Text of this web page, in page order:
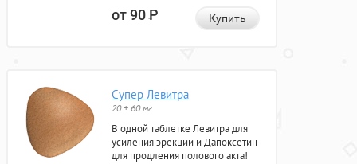
от 90Р Купить
Супер Левитра
20 + 60 мг
В одной таблетке Левитра для
усиления эрекции и Дапоксетин
для продления полового акта!